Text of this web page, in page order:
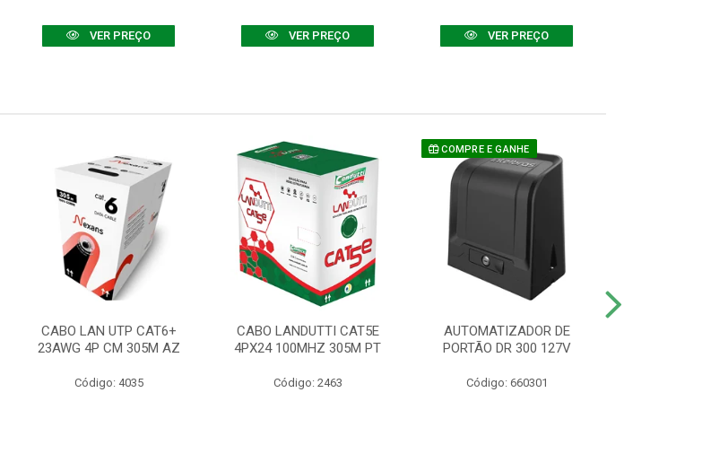
VER PREÇO VER PREÇO VER PREÇO
CABO LAN UTP CAT6+
23AWG 4P CM 305M AZ
Código: 4035
CABO LANDUTTI CAT5E
4PX24 100MHZ 305M PT
Código: 2463
COMPRE E GANHE
AUTOMATIZADOR DE
PORTÃO DR 300 127V
Código: 660301